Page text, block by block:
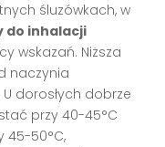
śluzówkach, w
do inhalacji
wskazań. Niższa
naczynia
dorosłych dobrze
przy 40-45°C
45-50°C,